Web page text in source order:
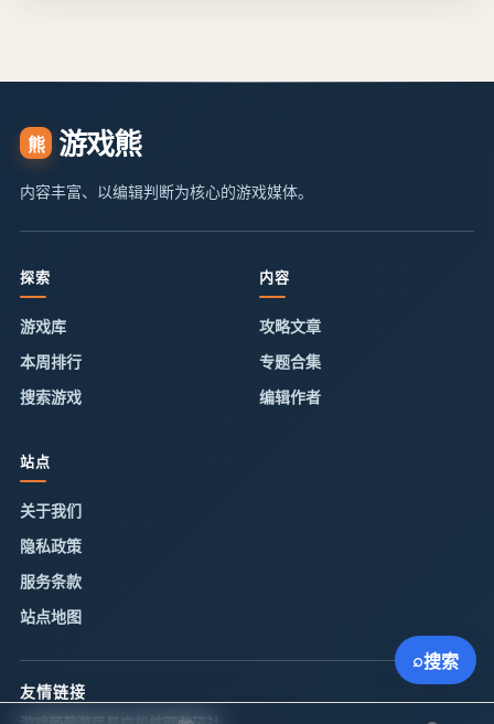
熊 游戏熊
内容丰富、以编辑判断为核心的游戏媒体。
探索
游戏库
本周排行
搜索游戏
内容
攻略文章
专题合集
编辑作者
站点
关于我们
隐私政策
服务条款
站点地图
友情链接
⌕搜索